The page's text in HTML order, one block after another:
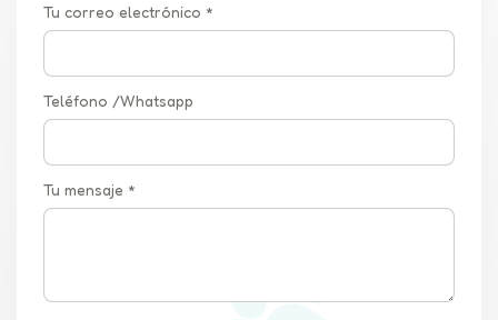
Tu correo electrónico *
Teléfono /Whatsapp
Tu mensaje *